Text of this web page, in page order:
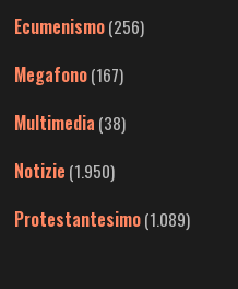
Ecumenismo(256)
Megafono(167)
Multimedia (38)
Notizie (1.950)
Protestantesimo(1.089)